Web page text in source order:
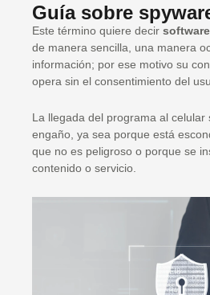
Guía sobre
Este término quiere decir
de manera sencilla, una manera
información; por ese motivo su
opera sin el consentimiento del
La llegada del programa al celular
engaño, ya sea porque está
que no es peligroso o porque se
contenido o servicio.